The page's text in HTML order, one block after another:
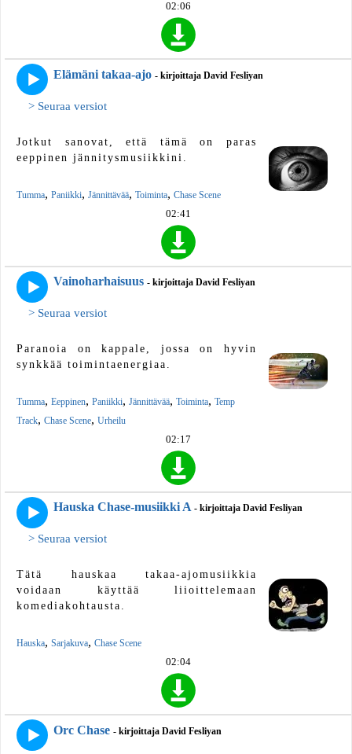
02:06
Elämäni takaa-ajo - kirjoittaja David Fesliyan
> Seuraa versiot
Jotkut sanovat, että tämä on paras
eeppinen jännitysmusiikkini.
Tumma, Paniikki, Jännittävää, Toiminta, Chase Scene
02:41
Vainoharhaisuus - kirjoittaja David Fesliyan
> Seuraa versiot
Paranoia on kappale, jossa on hyvin
synkkää toimintaenergiaa.
Tumma, Eeppinen, Paniikki, Jännittävää, Toiminta, Temp
Track, Chase Scene, Urheilu
02:17
Hauska Chase-musiikki A - kirjoittaja David Fesliyan
> Seuraa versiot
Tätä hauskaa takaa-ajomusiikkia
voidaan käyttää liioittelemaan
komediakohtausta.
Hauska, Sarjakuva, Chase Scene
02:04
Orc Chase - kirjoittaja David Fesliyan